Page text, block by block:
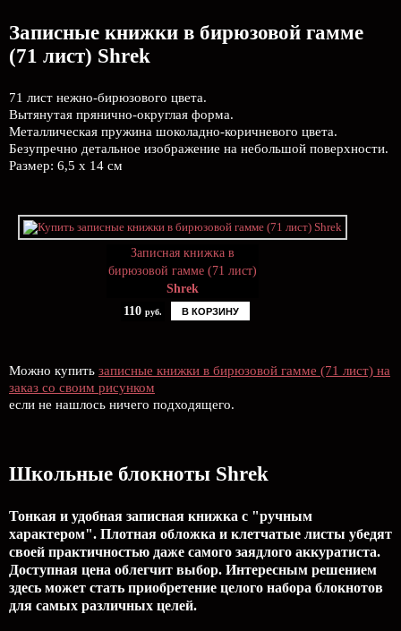
Записные книжки в бирюзовой гамме
(71 лист) Shrek
71 лист нежно-бирюзового цвета.
Вытянутая прянично-округлая форма.
Металлическая пружина шоколадно-коричневого цвета.
Безупречно детальное изображение на небольшой поверхности.
Размер: 6,5 х 14 см
Записная книжка в
бирюзовой гамме (71 лист)
Shrek
110 руб. В КОРЗИНУ
Можно купить записные книжки в бирюзовой гамме (71 лист) на
заказ со своим рисунком
если не нашлось ничего подходящего.
Школьные блокноты Shrek
Тонкая и удобная записная книжка с "ручным
характером". Плотная обложка и клетчатые листы убедят
своей практичностью даже самого заядлого аккуратиста.
Доступная цена облегчит выбор. Интересным решением
здесь может стать приобретение целого набора блокнотов
для самых различных целей.